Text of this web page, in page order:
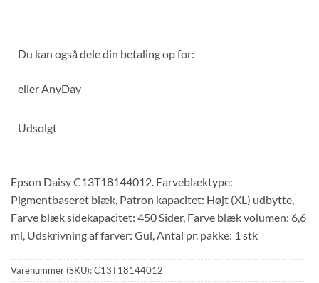
Du kan også dele din betaling op for:
ellerAnyDay
Udsolgt
Epson Daisy C13T18144012. Farveblæktype:
Pigmentbaseret blæk, Patron kapacitet: Højt (XL) udbytte,
Farve blæk sidekapacitet: 450 Sider, Farve blæk volumen: 6,6
ml, Udskrivning af farver: Gul, Antal pr. pakke: 1 stk
Varenummer (SKU):C13T18144012